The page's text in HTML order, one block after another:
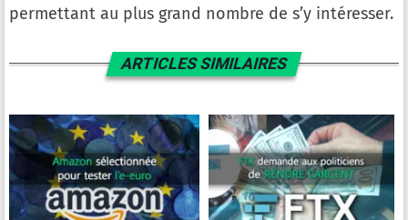
permettant au plus grand nombre de s’y intéresser.
ARTICLES SIMILAIRES